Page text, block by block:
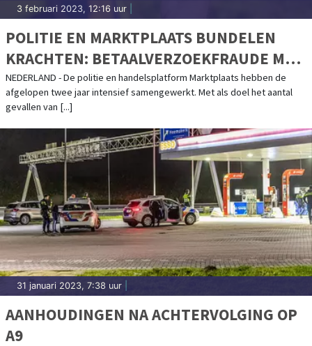
3 februari 2023, 12:16 uur
POLITIE EN MARKTPLAATS BUNDELEN
KRACHTEN: BETAALVERZOEKFRAUDE MET
RUIM 75% AFGENOMEN
NEDERLAND - De politie en handelsplatform Marktplaats hebben de
afgelopen twee jaar intensief samengewerkt. Met als doel het aantal
gevallen van [...]
31 januari 2023, 7:38 uur
AANHOUDINGEN NA ACHTERVOLGING OP
A9